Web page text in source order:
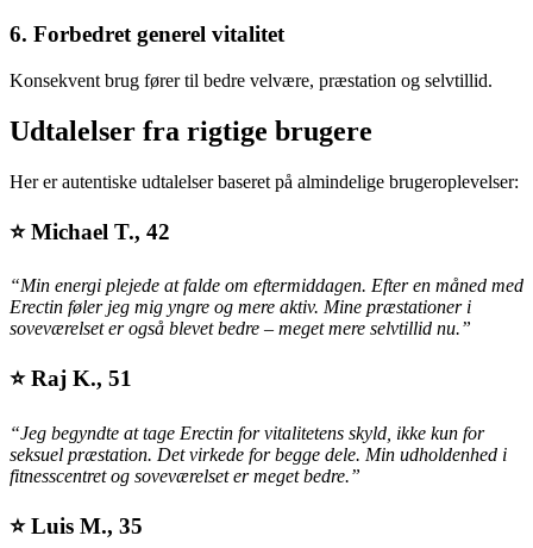
6. Forbedret generel vitalitet
Konsekvent brug fører til bedre velvære, præstation og selvtillid.
Udtalelser fra rigtige brugere
Her er autentiske udtalelser baseret på almindelige brugeroplevelser:
⭐Michael T., 42
“Min energi plejede at falde om eftermiddagen. Efter en måned med
Erectin føler jeg mig yngre og mere aktiv. Mine præstationer i
soveværelset er også blevet bedre – meget mere selvtillid nu.”
⭐Raj K., 51
“Jeg begyndte at tage Erectin for vitalitetens skyld, ikke kun for
seksuel præstation. Det virkede for begge dele. Min udholdenhed i
fitnesscentret og soveværelset er meget bedre.”
⭐Luis M., 35